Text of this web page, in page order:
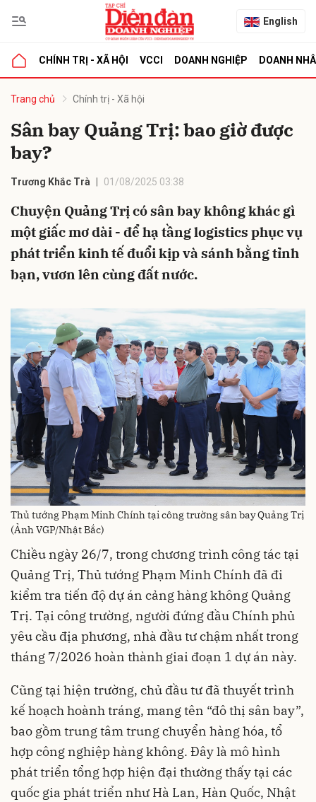
English
CHÍNH TRỊ - XÃ HỘI VCCI DOANH NGHIỆP DOANH
Trang chủ Chính trị - Xã hội
Sân bay Quảng Trị: bao giờ được
bay?
Trương Khắc Trà 01/08/2025 03:38
Chuyện Quảng Trị có sân bay không khác gì
một giấc mơ dài - để hạ tầng logistics phục vụ
phát triển kinh tế đuổi kịp và sánh bằng tỉnh
bạn, vươn lên cùng đất nước.
Thủ tướng Phạm Minh Chính tại công trường sân bay Quảng Trị
(Ảnh VGP/Nhật Bắc)
Chiều ngày 26/7, trong chương trình công tác tại
Quảng Trị, Thủ tướng Phạm Minh Chính đã đi
kiểm tra tiến độ dự án cảng hàng không Quảng
Trị. Tại công trường, người đứng đầu Chính phủ
yêu cầu địa phương, nhà đầu tư chậm nhất trong
tháng 7/2026 hoàn thành giai đoạn 1 dự án này.
Cũng tại hiện trường, chủ đầu tư đã thuyết trình
kế hoạch hoành tráng, mang tên “đô thị sân bay”,
bao gồm trung tâm trung chuyển hàng hóa, tổ
hợp công nghiệp hàng không. Đây là mô hình
phát triển tổng hợp hiện đại thường thấy tại các
quốc gia phát triển như Hà Lan, Hàn Quốc, Nhật
luận
Hủy